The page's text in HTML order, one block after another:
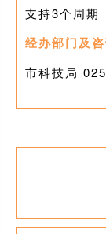
支持3个周期
经办部门及咨
市科技局